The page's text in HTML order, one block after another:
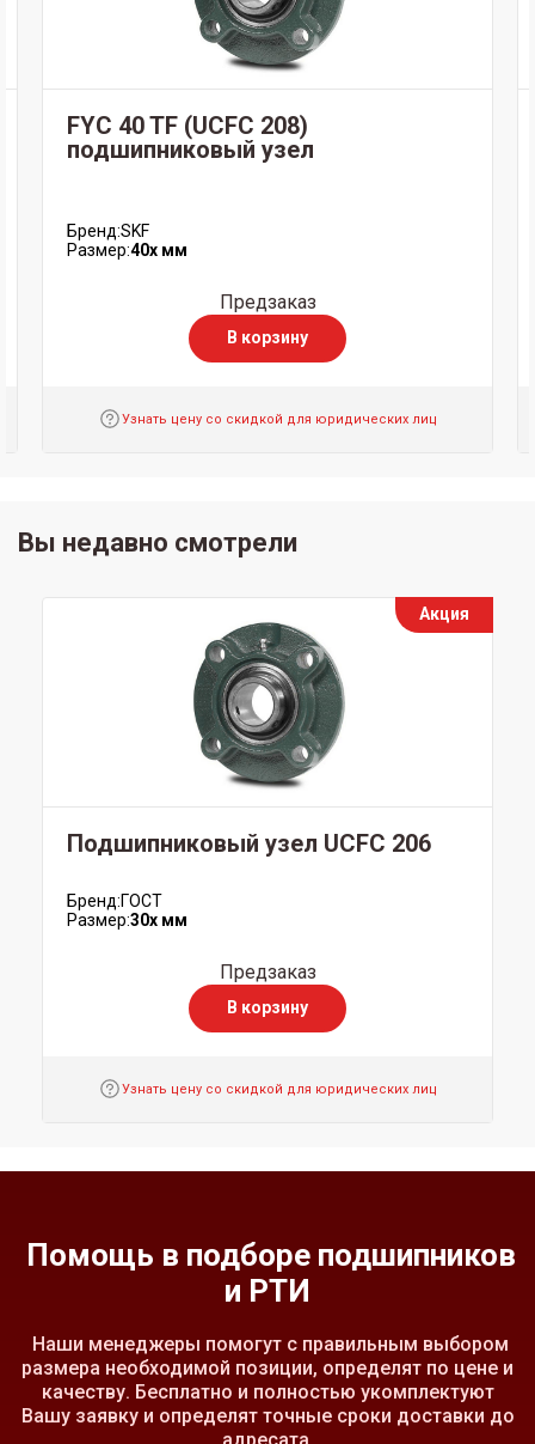
FYC 40 TF (UCFC 208)
подшипниковый узел
Бренд:SKF
Размер:40x мм
Предзаказ
В корзину
Узнать цену со скидкой для юридических лиц
Вы недавно смотрели
Акция
Подшипниковый узел UCFC 206
Бренд:ГОСТ
Размер:30x мм
Предзаказ
В корзину
Узнать цену со скидкой для юридических лиц
Помощь в подборе подшипников
и РТИ
Наши менеджеры помогут с правильным выбором
размера необходимой позиции, определят по цене и
качеству. Бесплатно и полностью укомплектуют
Вашу заявку и определят точные сроки доставки до